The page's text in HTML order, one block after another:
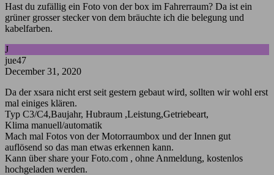
Hast du zufällig ein Foto von der box im Fahrerraum? Da ist ein
grüner grosser stecker von dem bräuchte ich die belegung und
kabelfarben.
J
jue47
December 31, 2020
Da der xsara nicht erst seit gestern gebaut wird, sollten wir wohl erst
mal einiges klären.
Typ C3/C4,Baujahr, Hubraum ,Leistung,Getriebeart,
Klima manuell/automatik
Mach mal Fotos von der Motorraumbox und der Innen gut
auflösend so das man etwas erkennen kann.
Kann über share your Foto.com , ohne Anmeldung, kostenlos
hochgeladen werden.